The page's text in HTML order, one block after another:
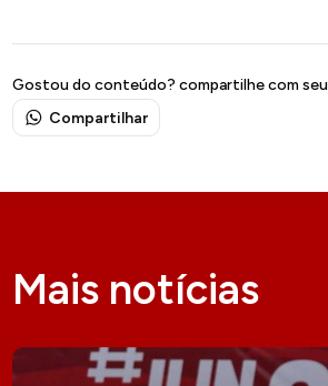
Gostou do conteúdo? compartilhe com
Compartilhar
Mais notícias